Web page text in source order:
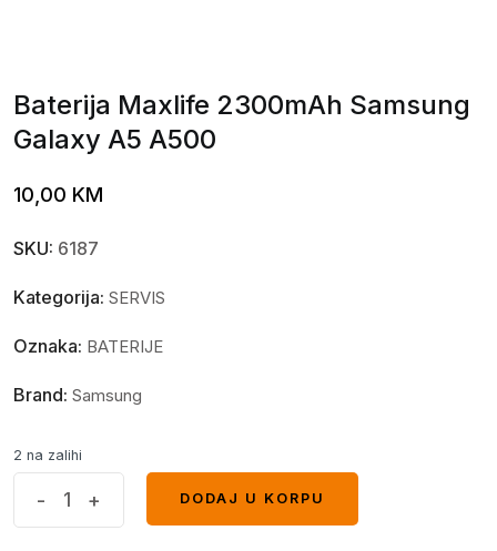
Baterija Maxlife 2300mAh Samsung
Galaxy A5 A500
10,00 KM
SKU: 6187
Kategorija: SERVIS
Oznaka: BATERIJE
Brand: Samsung
2 na zalihi
- +
DODAJ U KORPU